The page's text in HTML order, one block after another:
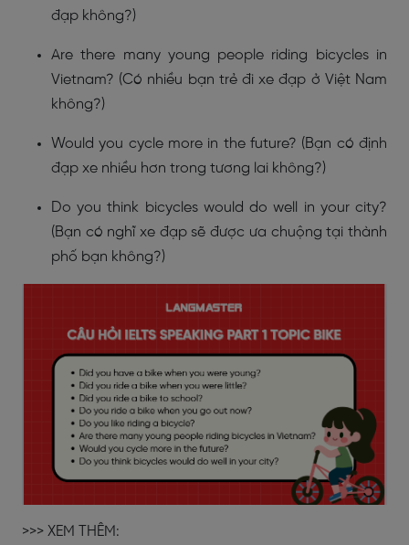
đạp không?)
Are there many young people riding bicycles in
Vietnam? (Có nhiều bạn trẻ đi xe đạp ở Việt Nam
không?)
Would you cycle more in the future? (Bạn có định
đạp xe nhiều hơn trong tương lai không?)
Do you think bicycles would do well in your city?
(Bạn có nghĩ xe đạp sẽ được ưa chuộng tại thành
phố bạn không?)
>>> XEM THÊM: